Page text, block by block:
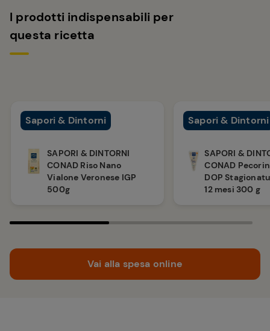
I prodotti indispensabili per
questa ricetta
Sapori & Dintorni
SAPORI & DINTORNI
CONAD Riso Nano
Vialone Veronese IGP
500g
Sapori & Dintorni
SAPORI &
CONAD
DOP
12 mesi 300 g
Vai alla spesa online